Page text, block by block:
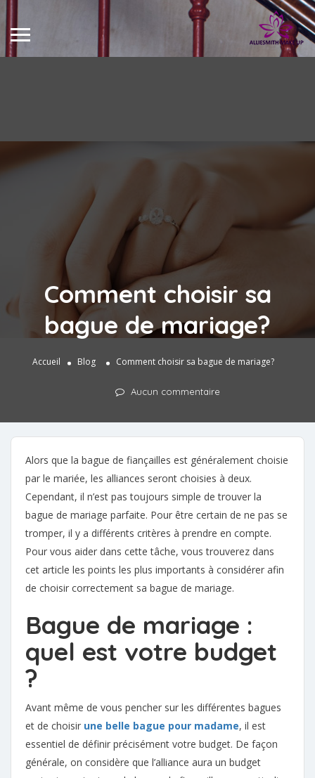
Comment choisir sa
bague de mariage?
Accueil Blog Comment choisir sa bague de mariage?
Aucun commentaire
Alors que la bague de fiançailles est généralement choisie
par le mariée, les alliances seront choisies à deux.
Cependant, il n’est pas toujours simple de trouver la
bague de mariage parfaite. Pour être certain de ne pas se
tromper, il y a différents critères à prendre en compte.
Pour vous aider dans cette tâche, vous trouverez dans
cet article les points les plus importants à considérer afin
de choisir correctement sa bague de mariage.
Bague de mariage :
quel est votre budget
?
Avant même de vous pencher sur les différentes bagues
et de choisir une belle bague pour madame, il est
essentiel de définir précisément votre budget. De façon
générale, on considère que l’alliance aura un budget